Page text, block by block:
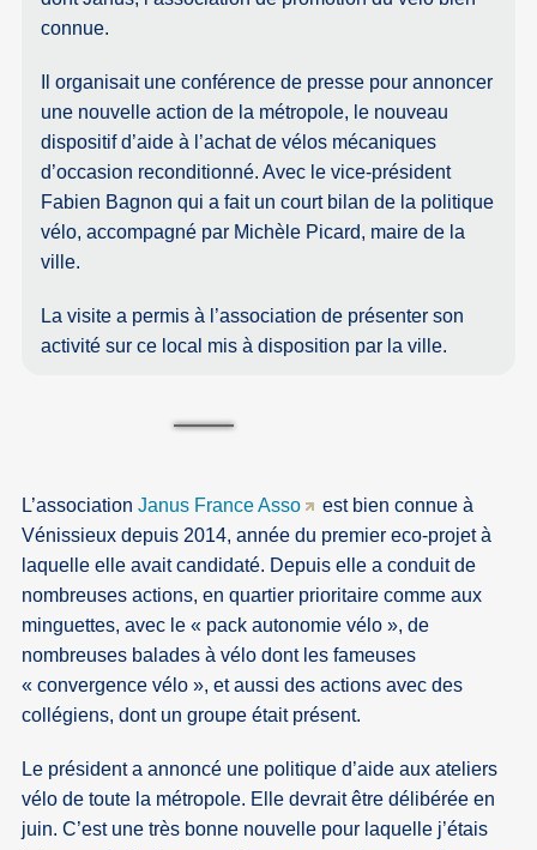
connue.
Il organisait une conférence de presse pour annoncer
une nouvelle action de la métropole, le nouveau
dispositif d’aide à l’achat de vélos mécaniques
d’occasion reconditionné. Avec le vice-président
Fabien Bagnon qui a fait un court bilan de la politique
vélo, accompagné par Michèle Picard, maire de la
ville.
La visite a permis à l’association de présenter son
activité sur ce local mis à disposition par la ville.
L’associationJanus France Asso
est bien connue à
Vénissieux depuis 2014, année du premier eco-projet à
laquelle elle avait candidaté. Depuis elle a conduit de
nombreuses actions, en quartier prioritaire comme aux
minguettes, avec le « pack autonomie vélo », de
nombreuses balades à vélo dont les fameuses
« convergence vélo », et aussi des actions avec des
collégiens, dont un groupe était présent.
Le président a annoncé une politique d’aide aux ateliers
vélo de toute la métropole. Elle devrait être délibérée en
juin. C’est une très bonne nouvelle pour laquelle j’étais